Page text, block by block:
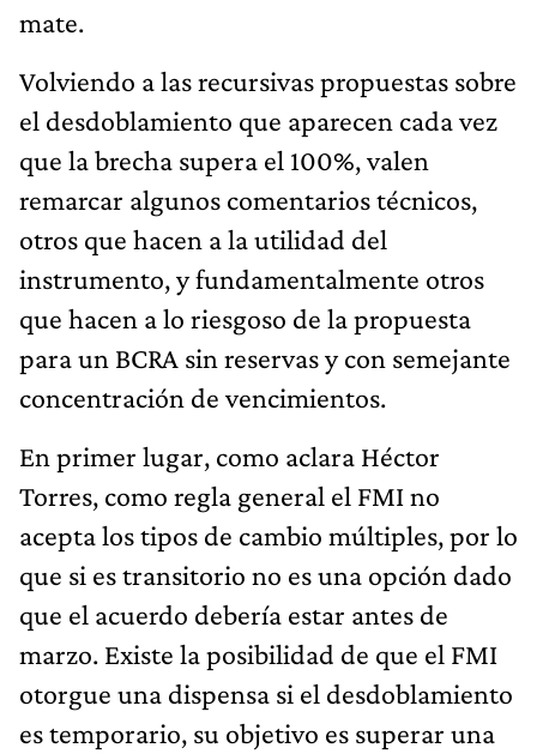
mate.
Volviendo a las recursivas propuestas sobre
el desdoblamiento que aparecen cada vez
que la brecha supera el 100%, valen
remarcar algunos comentarios técnicos,
otros que hacen a la utilidad del
instrumento, y fundamentalmente otros
que hacen a lo riesgoso de la propuesta
para un BCRA sin reservas y con semejante
concentración de vencimientos.
En primer lugar, como aclara Héctor
Torres, como regla general el FMI no
acepta los tipos de cambio múltiples, por lo
que si es transitorio no es una opción dado
que el acuerdo debería estar antes de
marzo. Existe la posibilidad de que el FMI
otorgue una dispensa si el desdoblamiento
es temporario, su objetivo es superar una